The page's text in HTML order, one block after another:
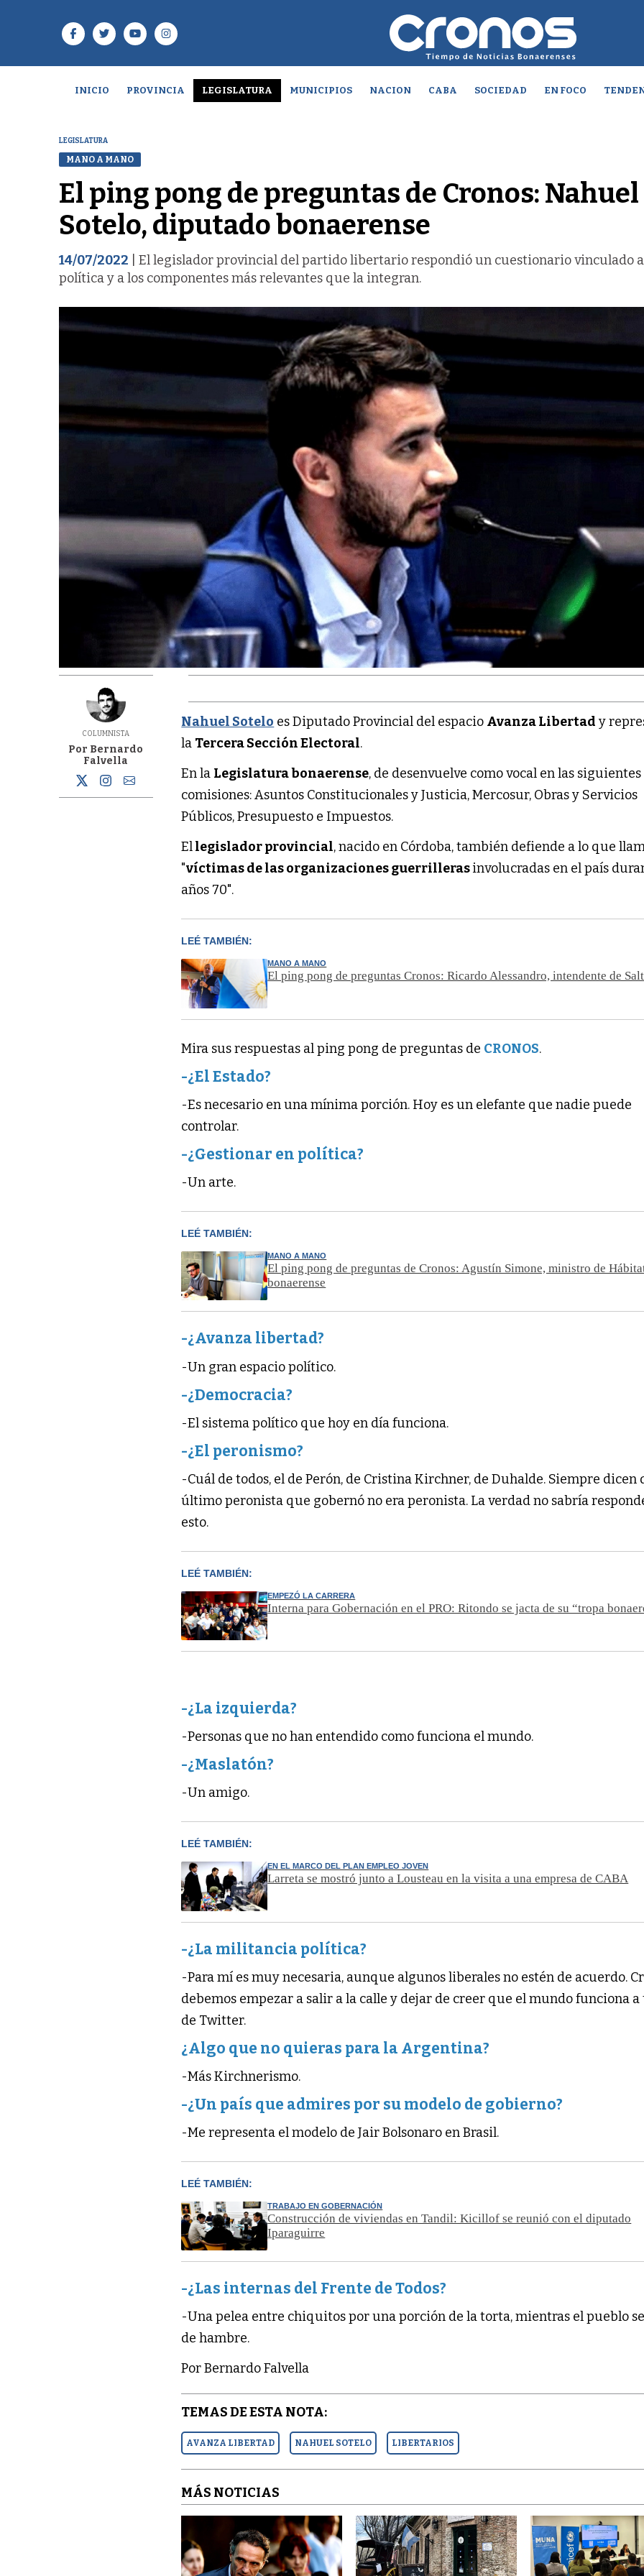
INICIO PROVINCIA LEGISLATURA MUNICIPIOS NACION CABA SOCIEDAD EN FOCO
LEGISLATURA
MANO A MANO
El ping pong de preguntas de Cronos: Nahuel
Sotelo, diputado bonaerense
14/07/2022 | El legislador provincial del partido libertario respondió un cuestionario vinculado
política y a los componentes más relevantes que la integran.
COLUMNISTA
Por Bernardo
Falvella
Nahuel Sotelo es Diputado Provincial del espacio Avanza Libertad y
la Tercera Sección Electoral.
En la Legislatura bonaerense, de desenvuelve como vocal en las siguientes
comisiones: Asuntos Constitucionales y Justicia, Mercosur, Obras y Servicios
Públicos, Presupuesto e Impuestos.
Ellegislador provincial, nacido en Córdoba, también defiende a lo que
"víctimas de las organizaciones guerrillerasinvolucradas en el país
años 70".
LEÉ TAMBIÉN:
MANO A MANO
El ping pong de preguntas Cronos: Ricardo Alessandro, intendente de
Mira sus respuestas al ping pong de preguntas de CRONOS.
-¿El Estado?
-Es necesario en una mínima porción. Hoy es un elefante que nadie puede
controlar.
-¿Gestionar en política?
-Un arte.
LEÉ TAMBIÉN:
MANO A MANO
El ping pong de preguntas de Cronos: Agustín Simone, ministro de
bonaerense
-¿Avanza libertad?
-Un gran espacio político.
-¿Democracia?
-El sistema político que hoy en día funciona.
-¿El peronismo?
-Cuál de todos, el de Perón, de Cristina Kirchner, de Duhalde. Siempre dicen
último peronista que gobernó no era peronista. La verdad no sabría
esto.
LEÉ TAMBIÉN:
EMPEZÓ LA CARRERA
Interna para Gobernación en el PRO: Ritondo se jacta de su “tropa
-¿La izquierda?
-Personas que no han entendido como funciona el mundo.
-¿Maslatón?
-Un amigo.
LEÉ TAMBIÉN:
EN EL MARCO DEL PLAN EMPLEO JOVEN
Larreta se mostró junto a Lousteau en la visita a una empresa de CABA
-¿La militancia política?
-Para mí es muy necesaria, aunque algunos liberales no estén de acuerdo.
debemos empezar a salir a la calle y dejar de creer que el mundo funciona a
de Twitter.
¿Algo que no quieras para la Argentina?
-Más Kirchnerismo.
-¿Un país que admires por su modelo de gobierno?
-Me representa el modelo de Jair Bolsonaro en Brasil.
LEÉ TAMBIÉN:
TRABAJO EN GOBERNACIÓN
Construcción de viviendas en Tandil: Kicillof se reunió con el diputado
Iparaguirre
-¿Las internas del Frente de Todos?
­-Una pelea entre chiquitos por una porción de la torta, mientras el pueblo
de hambre.
Por Bernardo Falvella
TEMAS DE ESTA NOTA:
AVANZA LIBERTAD NAHUEL SOTELO LIBERTARIOS
MÁS NOTICIAS